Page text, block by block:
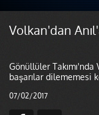
Volkan'dan
Gönüllüler Takımı'nda
başarılar dilememesi
07/02/2017